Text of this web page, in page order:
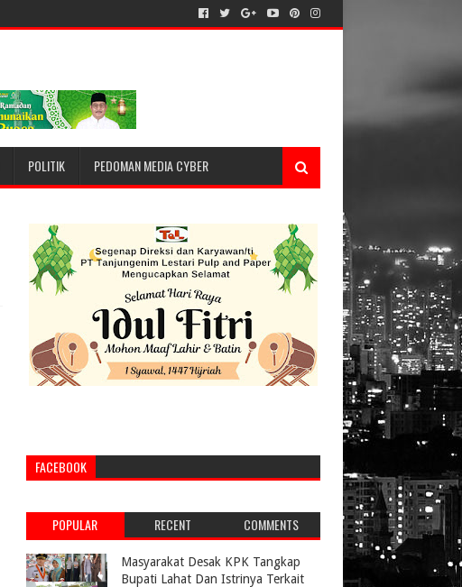
POLITIK PEDOMAN MEDIA CYBER
FACEBOOK
POPULAR RECENT COMMENTS
Masyarakat Desak KPK Tangkap
Bupati Lahat Dan Istrinya Terkait